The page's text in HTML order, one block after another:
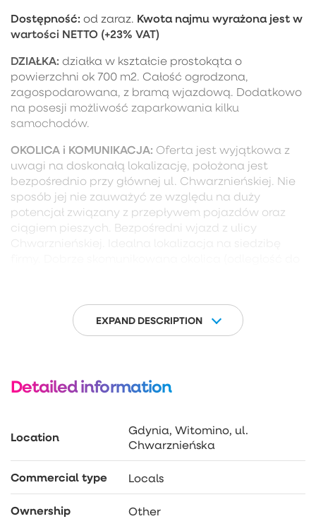
Dostępność: od zaraz. Kwota najmu wyrażona jest w
wartości NETTO (+23% VAT)
DZIAŁKA: działka w kształcie prostokąta o
powierzchni ok 700 m2. Całość ogrodzona,
zagospodarowana, z bramą wjazdową. Dodatkowo
na posesji możliwość zaparkowania kilku
samochodów.
OKOLICA i KOMUNIKACJA: Oferta jest wyjątkowa z
uwagi na doskonałą lokalizację, położona jest
bezpośrednio przy głównej ul. Chwarznieńskiej. Nie
sposób jej nie zauważyć ze względu na duży
potencjał związany z przepływem pojazdów oraz
ciągiem pieszych. Bezpośredni wjazd z ulicy
centrum Gdyni, bardzo dobry dojazd na Trójmiejską
Obwodnicę. W sąsiedztwie pełne zaplecze
handlowo-usługowe.
EXPAND DESCRIPTION
Detailed information
Location
Gdynia, Witomino, ul.
Chwarznieńska
Commercial type Locals
Ownership Other